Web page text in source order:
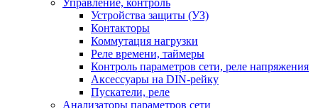
Устройства защиты (УЗ)
Контакторы
Коммутация нагрузки
Реле времени, таймеры
Контроль параметров сети, реле напряжения
Аксессуары на DIN-рейку
Пускатели, реле
Анализаторы параметров сети